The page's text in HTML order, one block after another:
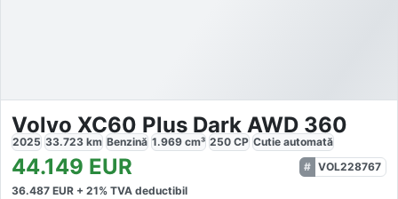
Volvo XC60 Plus Dark AWD 360
2025 33.723 km Benzină 1.969 cm³ 250 CP Cutie automată
44.149 EUR
VOL228767
36.487 EUR + 21% TVA deductibil